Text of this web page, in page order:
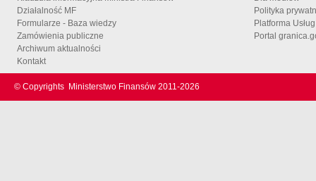
Działalność MF
Formularze - Baza wiedzy
Zamówienia publiczne
Archiwum aktualności
Kontakt
Polityka
Platforma
Portal
© Copyrights Ministerstwo Finansów 2011-2026